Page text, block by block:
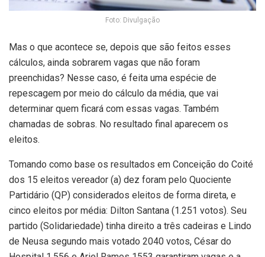
Foto: Divulgação
Mas o que acontece se, depois que são feitos esses
cálculos, ainda sobrarem vagas que não foram
preenchidas? Nesse caso, é feita uma espécie de
repescagem por meio do cálculo da média, que vai
determinar quem ficará com essas vagas. Também
chamadas de sobras. No resultado final aparecem os
eleitos.
Tomando como base os resultados em Conceição do Coité
dos 15 eleitos vereador (a) dez foram pelo Quociente
Partidário (QP) considerados eleitos de forma direta, e
cinco eleitos por média: Dilton Santana (1.251 votos). Seu
partido (Solidariedade) tinha direito a três cadeiras e Lindo
de Neusa segundo mais votado 2040 votos, César do